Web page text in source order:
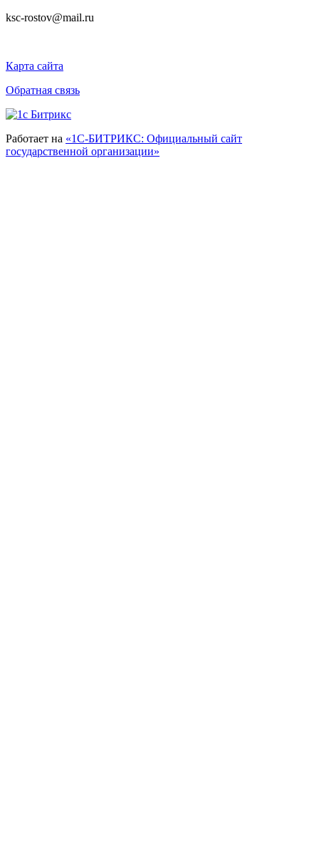
ksc-rostov@mail.ru
Карта сайта
Обратная связь
Работает на «1С-БИТРИКС: Официальный сайт
государственной организации»